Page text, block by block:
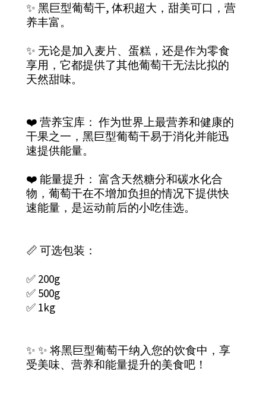
✨ 黑巨型葡萄干, 体积超大，甜美可口，营
养丰富。
✨ 无论是加入麦片、蛋糕，还是作为零食
享用，它都提供了其他葡萄干无法比拟的
天然甜味。
❤️ 营养宝库： 作为世界上最营养和健康的
干果之一，黑巨型葡萄干易于消化并能迅
速提供能量。
❤️ 能量提升： 富含天然糖分和碳水化合
物，葡萄干在不增加负担的情况下提供快
速能量，是运动前后的小吃佳选。
📏 可选包装：
✅ 200g
✅ 500g
✅ 1kg
✨ ✨ 将黑巨型葡萄干纳入您的饮食中，享
受美味、营养和能量提升的美食吧！